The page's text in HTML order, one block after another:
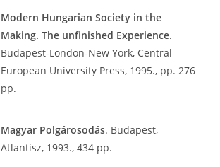
Modern Hungarian Society in the
Making. The unfinished Experience.
Budapest-London-New York, Central
European University Press, 1995., pp. 276
pp.
Magyar Polgárosodás. Budapest,
Atlantisz, 1993., 434 pp.